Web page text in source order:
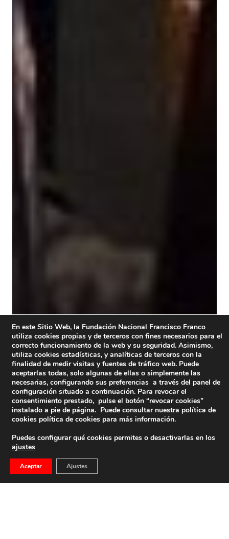
NUESTRAS DELEGACIONES INFORMAN
En este Sitio Web, la Fundación Nacional Francisco Franco
utiliza cookies propias y de terceros con fines necesarios para el
correcto funcionamiento de la web y su seguridad. Asimismo,
utiliza cookies estadísticas, y analíticas de terceros con la
finalidad de medir visitas y fuentes de tráfico web. Puede
aceptarlas todas, solo algunas de ellas o simplemente las
necesarias, configurando sus preferencias a través del panel de
configuración situado a continuación. Para revocar el
consentimiento prestado, pulse el botón “revocar cookies”
instalado a pie de página. Puede consultar nuestra política de
cookies política de cookies para más información.
Puedes configurar qué cookies permites o desactivarlas en los
ajustes
Aceptar Ajustes